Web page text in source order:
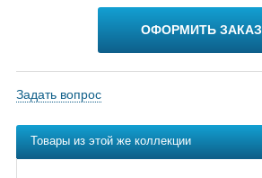
ОФОРМИТЬ ЗАКАЗ
Задать вопрос
Товары из этой же коллекции